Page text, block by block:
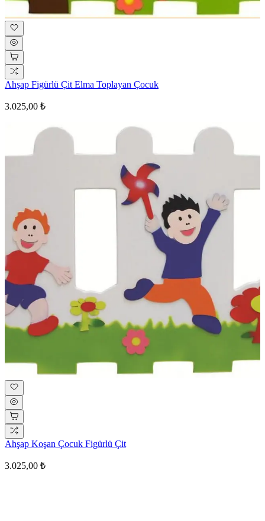
Ahşap Figürlü Çit Elma Toplayan Çocuk
3.025,00 ₺
Ahşap Koşan Çocuk Figürlü Çit
3.025,00 ₺